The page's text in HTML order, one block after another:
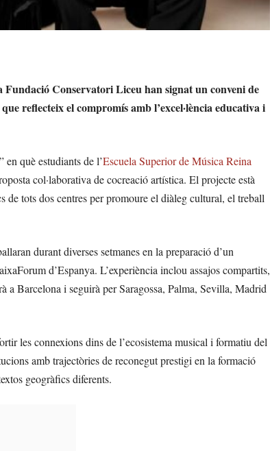
Fundació Conservatori Liceu han signat un conveni de
reflecteix el compromís amb l’excel·lència educativa i
què estudiants de l’Escuela Superior de Música Reina
col·laborativa de cocreació artística. El projecte està
de tots dos centres per promoure el diàleg cultural, el treball
durant diverses setmanes en la preparació d’un
d’Espanya. L’experiència inclou assajos compartits,
a Barcelona i seguirà per Saragossa, Palma, Sevilla, Madrid
les connexions dins de l’ecosistema musical i formatiu del
amb trajectòries de reconegut prestigi en la formació
geogràfics diferents.